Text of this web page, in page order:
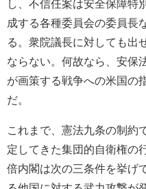
し、不信任案は安全保障特
成する各種委員会の委員長
る。衆院議長に対しても出
ならない。何故なら、安保
が画策する戦争への米国の
だ。
これまで、憲法九条の制約
定してきた集団的自衛権の
倍内閣は次の三条件を挙げ